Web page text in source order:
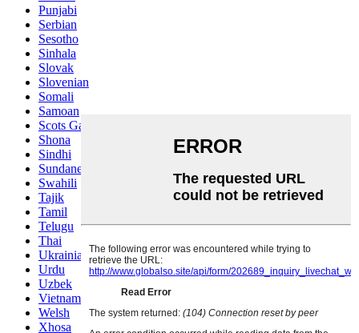
Punjabi
Serbian
Sesotho
Sinhala
Slovak
Slovenian
Somali
Samoan
Scots Gaelic
Shona
Sindhi
Sundanese
Swahili
Tajik
Tamil
Telugu
Thai
Ukrainian
Urdu
Uzbek
Vietnamese
Welsh
Xhosa